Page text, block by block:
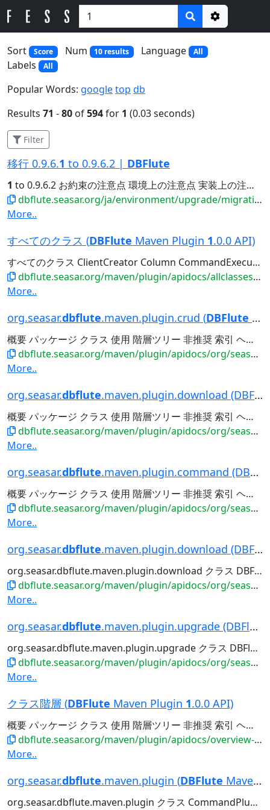
Options
Sort
Score Num 10 results Language All
Labels All
Popular Words: googletop db
Results 71 -80 of594for 1 (0.03 seconds)
Filter
移行 0.9.6.1 to 0.9.6.2 | DBFlute
1 to 0.9.6.2 お約束の注意点 環境上の注意点 実装上の注意点...
dbflute.seasar.org/ja/environment/upgrade/migration/migrate0961to0962.html
More..
すべてのクラス (DBFlute Maven Plugin 1.0.0 API)
すべてのクラス ClientCreator Column CommandExecutor CommandPlugin CreateClientPlugin CrudGenerator CrudPropertyGenerator Dat...
dbflute.seasar.org/maven/plugin/apidocs/allclasses-frame.html
More..
org.seasar.dbflute.maven.plugin.crud (DBFlute
概要 パッケージ クラス 使用 階層ツリー 非推奨 索引 ヘルプ 前のパッケージ 次のパッケージ フレーム フレームなし すべてのクラス パッケージ org.seasar.dbflute.maven.plugin.crud クラスの概...
dbflute.seasar.org/maven/plugin/apidocs/org/seasar/dbflute/maven/plugin/crud/package-summary.html
More..
org.seasar.dbflute.maven.plugin.download (DBFlu...
概要 パッケージ クラス 使用 階層ツリー 非推奨 索引 ヘルプ 前のパッケージ 次のパッケージ フレーム フレームなし すべてのクラス パッケージ org.seasar.dbflute.maven.plugin.download ク...
dbflute.seasar.org/maven/plugin/apidocs/org/seasar/dbflute/maven/plugin/download/package-summary....
More..
org.seasar.dbflute.maven.plugin.command (DBFlut...
概要 パッケージ クラス 使用 階層ツリー 非推奨 索引 ヘルプ 前のパッケージ 次のパッケージ フレーム フレームなし すべてのクラス パッケージ org.seasar.dbflute.maven.plugin.command クラ...
dbflute.seasar.org/maven/plugin/apidocs/org/seasar/dbflute/maven/plugin/command/package-summary.html
More..
org.seasar.dbflute.maven.plugin.download (DBFlu...
org.seasar.dbflute.maven.plugin.download クラス DBFluteDownloader
dbflute.seasar.org/maven/plugin/apidocs/org/seasar/dbflute/maven/plugin/download/package-frame.html
More..
org.seasar.dbflute.maven.plugin.upgrade (DBFlut...
org.seasar.dbflute.maven.plugin.upgrade クラス DBFluteUpgrader
dbflute.seasar.org/maven/plugin/apidocs/org/seasar/dbflute/maven/plugin/upgrade/package-frame.html
More..
クラス階層 (DBFlute Maven Plugin 1.0.0 API)
概要 パッケージ クラス 使用 階層ツリー 非推奨 索引 ヘルプ 前 次 フレーム フレームなし すべてのクラス すべてのパッケージの階層 パッケージ階層: org.seasar.dbflute.maven.plugin , org....
dbflute.seasar.org/maven/plugin/apidocs/overview-tree.html
More..
org.seasar.dbflute.maven.plugin (DBFlute Maven ...
org.seasar.dbflute.maven.plugin クラス CommandPlugin CreateClientPlugin DocCommandPlugin DownloadPlugin GenerateCommandP...